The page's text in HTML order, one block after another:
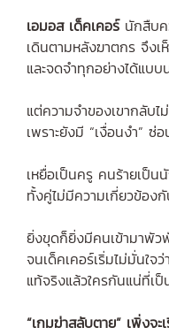
เอมอส เด็คเคอร์นักสืบค
เดินตามหลังฆาตกร จึง
และจดจำทุกอย่างได้แบ
แต่ความจำของเขากลับ
เพราะยังมี “เงื่อนงำ” ซ่
เหยื่อเป็นครู คนร้ายเป็น
ทั้งคู่ไม่มีความเกี่ยวข้อง
ยิ่งขุดก็ยิ่งมีคนเข้ามาพัว
จนเด็คเคอร์เริ่มไม่มั่นใจว่า
แท้จริงแล้วใครกันแน่ที่เป็
“เกมฆ่าสลับตาย” เพิ่งจ